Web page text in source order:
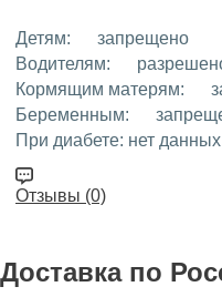
Детям:
запрещено
Водителям:
Кормящим матерям:
Беременным:
При диабете: нет данных
Отзывы (0)
Доставка по